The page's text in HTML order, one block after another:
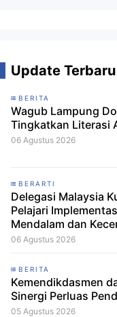
Update Terbaru
BERITA
Wagub Lampung
Tingkatkan Literasi
06 Agustus 2026
BERARTI
Delegasi Malaysia
Pelajari
Mendalam dan
06 Agustus 2026
BERITA
Kemendikdasmen
Sinergi Perluas
05 Agustus 2026